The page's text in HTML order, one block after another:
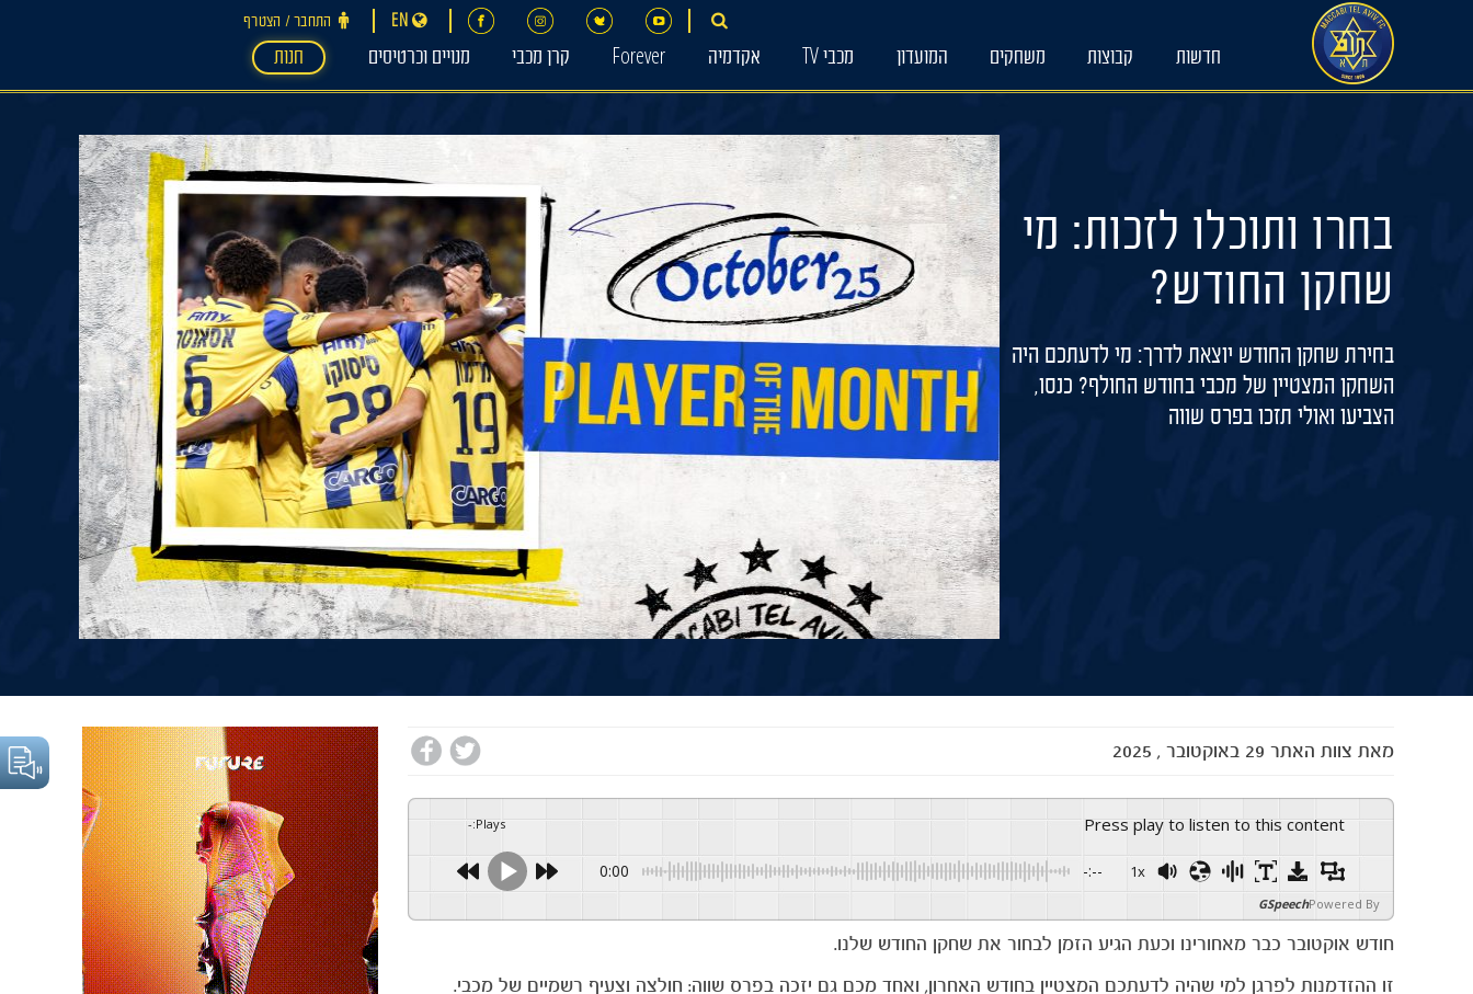
התחבר ‪/‬ הצטרף EN
חדשות קבוצות משחקים המועדון מכבי TV אקדמיה Forever קרן מכבי מנויים וכרטיסים חנות
בחרו ותוכלו לזכות: מי
שחקן החודש?
בחירת שחקן החודש יוצאת לדרך: מי לדעתכם היה
השחקן המצטיין של מכבי בחודש החולף? כנסו,
הצביעו ואולי תזכו בפרס שווה
מאת צוות האתר 29 באוקטובר , 2025
Press play to listen to this content
Plays
:
-
0:00 -:-- 1x
Powered By
GSpeech
חודש אוקטובר כבר מאחורינו וכעת הגיע הזמן לבחור את שחקן החודש שלנו.
זו ההזדמנות לפרגן למי שהיה לדעתכם המצטיין בחודש האחרון, ואחד מכם גם יזכה בפרס שווה: חולצה וצעיף רשמיים של מכבי.